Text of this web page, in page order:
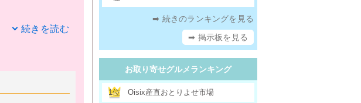
キン
んま
値段
続きを読む
➡ 続きのランキングを見る
➡ 掲示板を見る
お取り寄せグルメランキング
1位 Oisix産直おとりよせ市場